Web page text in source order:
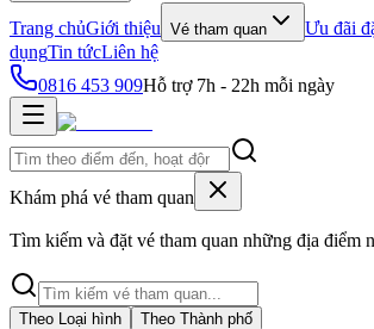
Trang chủGiới thiệu Vé tham quan Ưu đãi
dụngTin tứcLiên hệ
0816 453 909Hỗ trợ 7h - 22h mỗi ngày
Khám phá vé tham quan
Tìm kiếm và đặt vé tham quan những địa điểm
Theo Loại hình Theo Thành phố